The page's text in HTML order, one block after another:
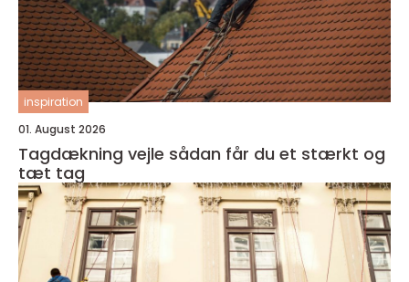
inspiration
01. August 2026
Tagdækning vejle sådan får du et stærkt og
tæt tag